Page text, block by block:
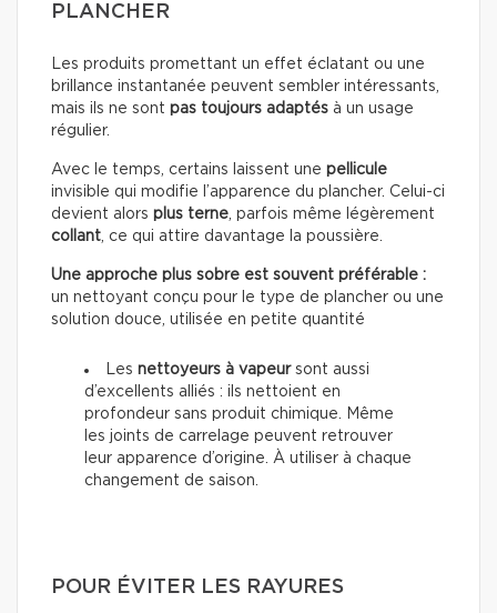
PLANCHER
Les produits promettant un effet éclatant ou une
brillance instantanée peuvent sembler intéressants,
mais ils ne sont pas toujours adaptés à un usage
régulier.
Avec le temps, certains laissent une pellicule
invisible qui modifie l’apparence du plancher. Celui-ci
devient alors plus terne , parfois même légèrement
collant , ce qui attire davantage la poussière.
Une approche plus sobre est souvent préférable :
un nettoyant conçu pour le type de plancher ou une
solution douce, utilisée en petite quantité
Les nettoyeurs à vapeursont aussi
d’excellents alliés : ils nettoient en
profondeur sans produit chimique. Même
les joints de carrelage peuvent retrouver
leur apparence d’origine. À utiliser à chaque
changement de saison.
POUR ÉVITER LES RAYURES